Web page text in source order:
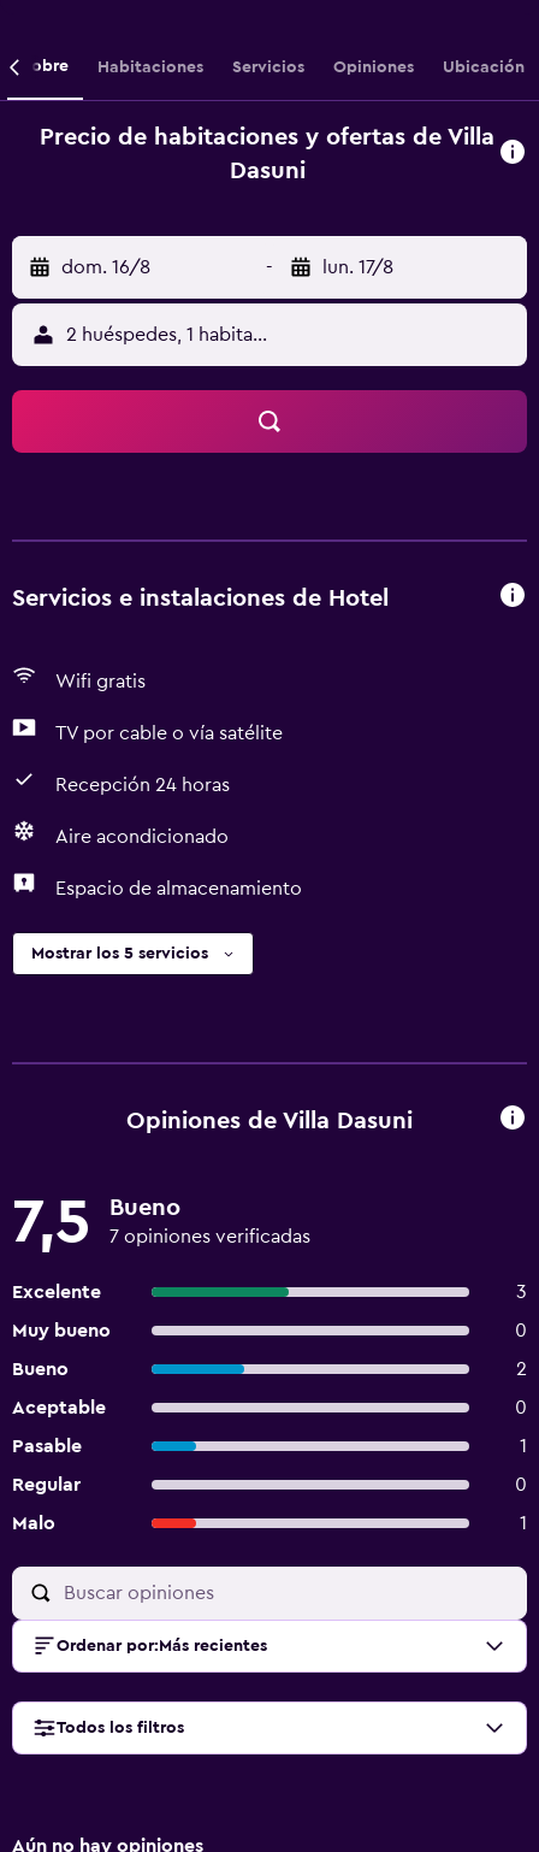
Sobre Habitaciones Servicios Opiniones Ubicación
Precio de habitaciones y ofertas de Villa
Dasuni
dom. 16/8 - lun. 17/8
2 huéspedes, 1 habitación
Servicios e instalaciones de Hotel
Wifi gratis
TV por cable o vía satélite
Recepción 24 horas
Aire acondicionado
Espacio de almacenamiento
Mostrar los 5 servicios
Opiniones de Villa Dasuni
7,5 Bueno
7 opiniones verificadas
Excelente
3
Muy bueno
0
Bueno
2
Aceptable
0
Pasable
1
Regular
0
Malo
1
Ordenar por: Más recientes
Todos los filtros
Aún no hay opiniones